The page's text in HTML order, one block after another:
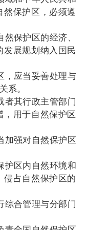
护区的建设和
条例。
保护区，是指
野生动植物物
然遗迹等保护
依法划出一定
管理自然保护
发展自然保护
护区的发展规
保护区，应当